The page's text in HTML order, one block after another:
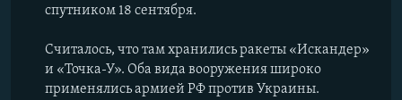
спутником 18 сентября.
Считалось, что там хранились ракеты «Искандер»
и «Точка-У». Оба вида вооружения широко
применялись армией РФ против Украины.